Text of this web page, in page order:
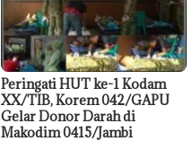
Peringati HUT ke-1 Kodam
XX/TIB, Korem 042/GAPU
Gelar Donor Darah di
Makodim 0415/Jambi